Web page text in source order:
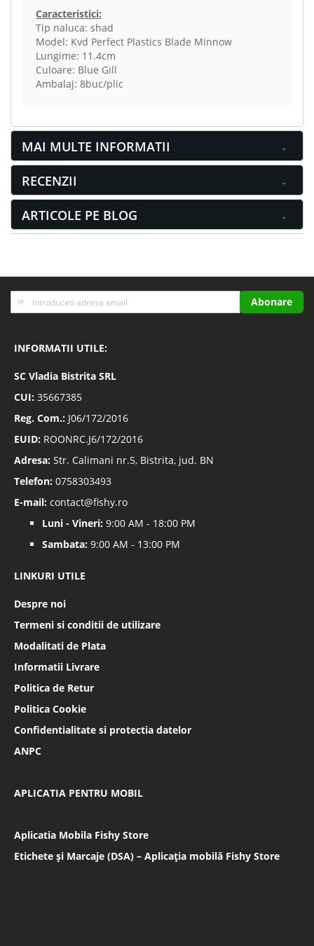
Caracteristici:
Tip naluca: shad
Model: Kvd Perfect Plastics Blade Minnow
Lungime: 11.4cm
Culoare: Blue Gill
Ambalaj: 8buc/plic
MAI MULTE INFORMATII
RECENZII
ARTICOLE PE BLOG
Inscrieti-
va
noastre
Abonare
INFORMATII UTILE:
SC Vladia Bistrita SRL
CUI: 35667385
Reg. Com.: J06/172/2016
EUID: ROONRC.J6/172/2016
Adresa: Str. Calimani nr.5, Bistrita, jud. BN
Telefon: 0758303493
E-mail: contact@fishy.ro
Luni - Vineri: 9:00 AM - 18:00 PM
Sambata: 9:00 AM - 13:00 PM
LINKURI UTILE
Despre noi
Termeni si conditii de utilizare
Modalitati de Plata
Informatii Livrare
Politica de Retur
Politica Cookie
Confidentialitate si protectia datelor
ANPC
APLICATIA PENTRU MOBIL
Aplicatia Mobila Fishy Store
Etichete și Marcaje (DSA) – Aplicația mobilă Fishy Store